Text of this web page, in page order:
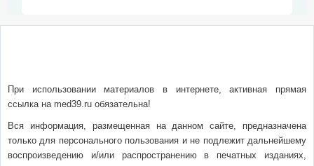
При использовании материалов в интернете, активная прямая
ссылка на med39.ru обязательна!
Вся информация, размещенная на данном сайте, предназначена
только для персонального пользования и не подлежит дальнейшему
воспроизведению и/или распространению в печатных изданиях,